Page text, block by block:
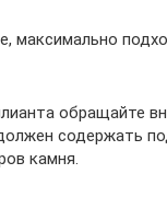
максимально
обращайте
содержать
камня.